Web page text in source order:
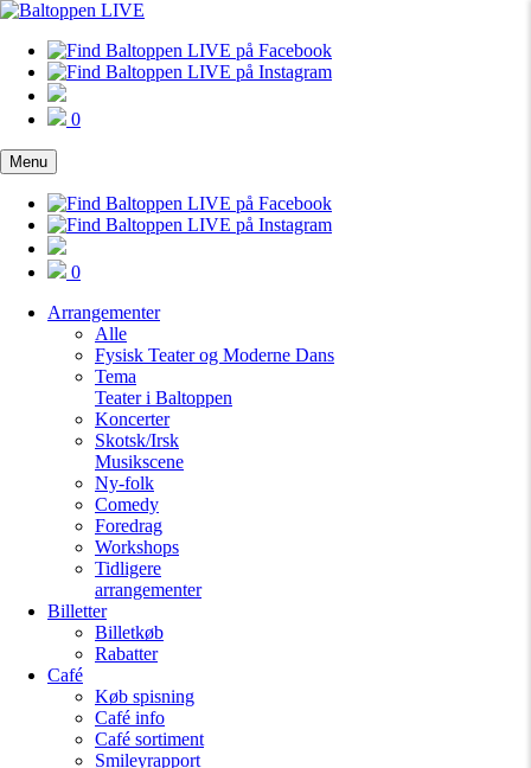
0
Menu
0
Arrangementer
Alle
Fysisk Teater og Moderne Dans
Tema
Teater i Baltoppen
Koncerter
Skotsk/Irsk
Musikscene
Ny-folk
Comedy
Foredrag
Workshops
Tidligere
arrangementer
Billetter
Billetkøb
Rabatter
Café
Køb spisning
Café info
Café sortiment
Smileyrapport